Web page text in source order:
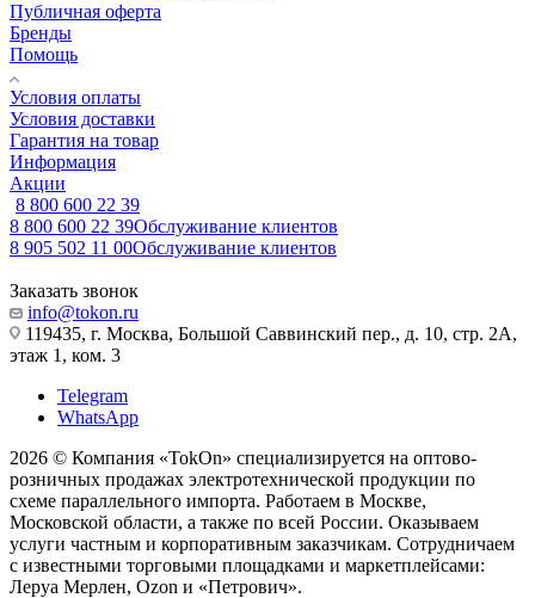
Публичная оферта
Бренды
Помощь
Условия оплаты
Условия доставки
Гарантия на товар
Информация
Акции
8 800 600 22 39
8 800 600 22 39Обслуживание клиентов
8 905 502 11 00Обслуживание клиентов
Заказать звонок
info@tokon.ru
119435, г. Москва, Большой Саввинский пер., д. 10, стр. 2А,
этаж 1, ком. 3
Telegram
WhatsApp
2026 © Компания «TokOn» специализируется на оптово-
розничных продажах электротехнической продукции по
схеме параллельного импорта. Работаем в Москве,
Московской области, а также по всей России. Оказываем
услуги частным и корпоративным заказчикам. Сотрудничаем
с известными торговыми площадками и маркетплейсами:
Леруа Мерлен, Ozon и «Петрович».